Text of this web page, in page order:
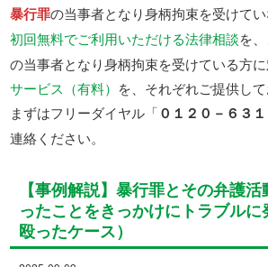
暴行罪の当事者となり身柄拘束を受けて
初回無料でご利用いただける法律相談を
の当事者となり身柄拘束を受けている方
サービス（有料） を、それぞれご提供して
まずはフリーダイヤル「０１２０－６３
連絡ください。
【事例解説】暴行罪とその弁護
ったことをきっかけにトラブル
殴ったケース）